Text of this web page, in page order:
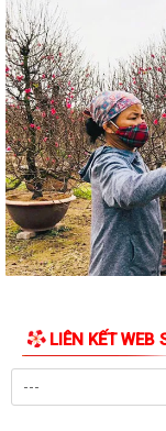
Công an phường Tân
dân bàn giao mặt
Phường Tân Hưng
HĐND thành phố
Phường Tân Hưng
Bão số 3 KUJIRA hình
Thu hồi mẫu mô tô
Kiện toàn lực lượng
Quyết định về việc
LIÊN KẾT WEB